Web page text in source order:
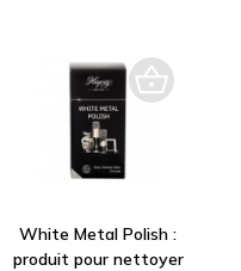
White Metal Polish :
produit pour nettoyer